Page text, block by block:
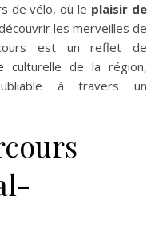
de vélo, où le plaisir de
les merveilles de
est un reflet de
culturelle de la région,
à travers un